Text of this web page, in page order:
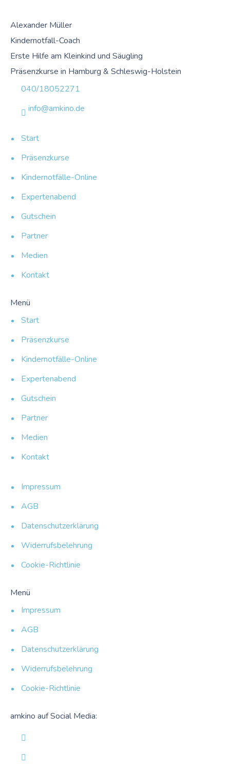
Alexander Müller
Kindernotfall-Coach
Erste Hilfe am Kleinkind und Säugling
Präsenzkurse in Hamburg & Schleswig-Holstein
040/18052271
info@amkino.de
Start
Präsenzkurse
Kindernotfälle-Online
Expertenabend
Gutschein
Partner
Medien
Kontakt
Menü
Start
Präsenzkurse
Kindernotfälle-Online
Expertenabend
Gutschein
Partner
Medien
Kontakt
Impressum
AGB
Datenschutzerklärung
Widerrufsbelehrung
Cookie-Richtlinie
Menü
Impressum
AGB
Datenschutzerklärung
Widerrufsbelehrung
Cookie-Richtlinie
amkino auf Social Media: